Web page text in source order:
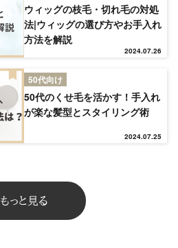
NEW
RANKING
ウィッグ
ヘアケア
ウィッグの枝毛・切れ毛の対処
法|ウィッグの選び方やお手入れ
方法を解説
2024.07.26
50代向け
50代のくせ毛を活かす！手入れ
が楽な髪型とスタイリング術
2024.07.25
もっと見る